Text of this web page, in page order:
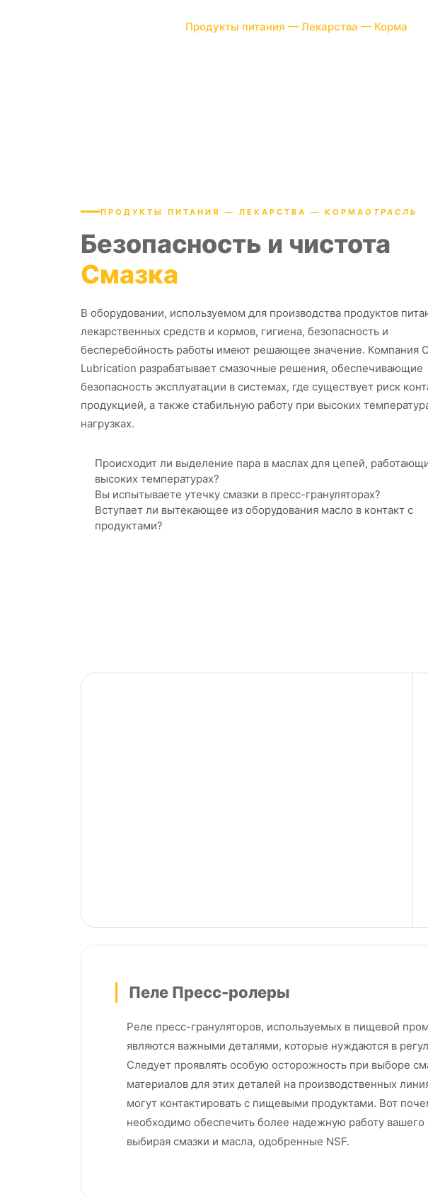
Продукты питания — Лекарства — Корма
ПРОДУКТЫ ПИТАНИЯ — ЛЕКАРСТВА — КОРМА ОТРАСЛЬ
Безопасность и чистота
Смазка
В оборудовании, используемом для производства продуктов
лекарственных средств и кормов, гигиена, безопасность и
бесперебойность работы имеют решающее значение. Компания
Lubrication разрабатывает смазочные решения, обеспечивающие
безопасность эксплуатации в системах, где существует риск
продукцией, а также стабильную работу при высоких
нагрузках.
Происходит ли выделение пара в маслах для цепей,
высоких температурах?
Вы испытываете утечку смазки в пресс-грануляторах?
Вступает ли вытекающее из оборудования масло в контакт с
продуктами?
Пеле Пресс-ролеры
Реле пресс-грануляторов, используемых в пищевой
являются важными деталями, которые нуждаются в
Следует проявлять особую осторожность при выборе
материалов для этих деталей на производственных
могут контактировать с пищевыми продуктами. Вот
необходимо обеспечить более надежную работу вашего
выбирая смазки и масла, одобренные NSF.